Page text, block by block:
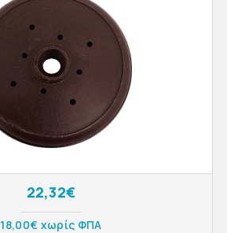
22,32€
18,00€ χωρίς ΦΠΑ